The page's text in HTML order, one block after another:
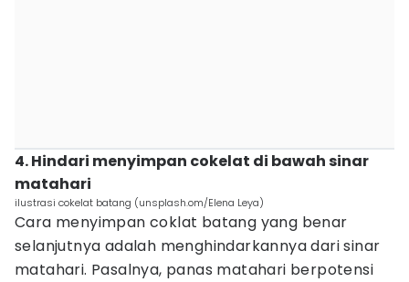
4. Hindari menyimpan cokelat di bawah sinar
matahari
ilustrasi cokelat batang (unsplash.om/Elena Leya)
Cara menyimpan coklat batang yang benar
selanjutnya adalah menghindarkannya dari sinar
matahari. Pasalnya, panas matahari berpotensi